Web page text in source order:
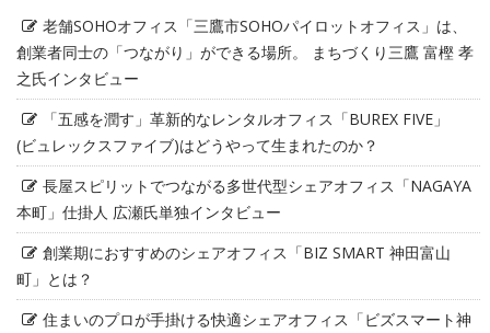
老舗SOHOオフィス「三鷹市SOHOパイロットオフィス」は、
創業者同士の「つながり」ができる場所。 まちづくり三鷹 富樫 孝
之氏インタビュー
「五感を潤す」革新的なレンタルオフィス「BUREX FIVE」
(ビュレックスファイブ)はどうやって生まれたのか？
長屋スピリットでつながる多世代型シェアオフィス「NAGAYA
本町」仕掛人 広瀬氏単独インタビュー
創業期におすすめのシェアオフィス「BIZ SMART 神田富山
町」とは？
住まいのプロが手掛ける快適シェアオフィス「ビズスマート神